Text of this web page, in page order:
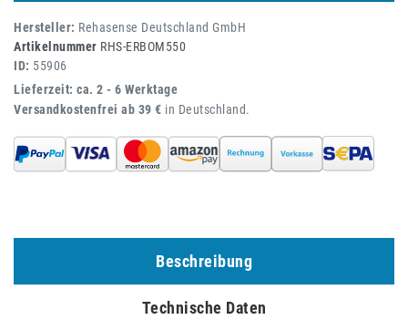
Hersteller: Rehasense Deutschland GmbH
Artikelnummer RHS-ERBOM550
ID: 55906
Lieferzeit: ca. 2 - 6 Werktage
Versandkostenfrei ab 39 € in Deutschland.
Beschreibung
Technische Daten